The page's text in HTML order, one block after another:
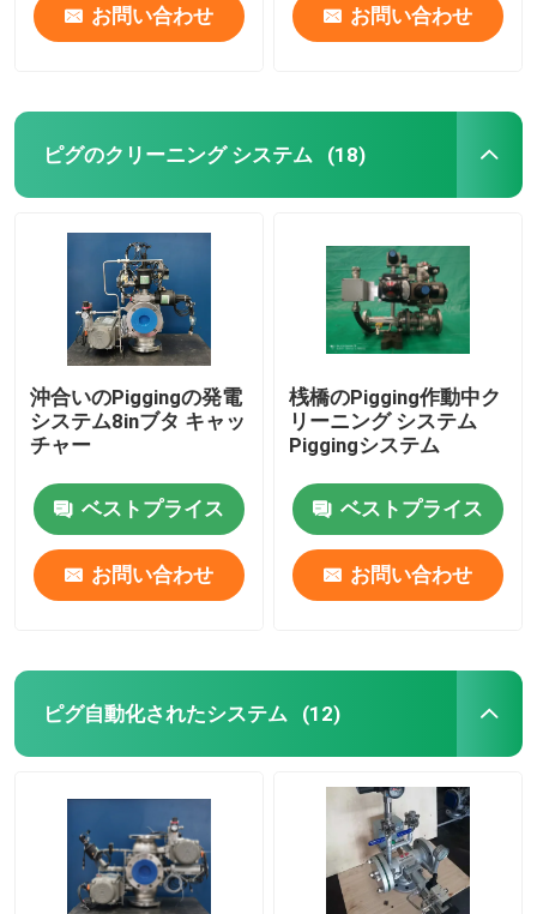
プロダクト
ビデオ
私達について
お問い合わせ お問い合わせ
ピグのクリーニング システム (18)
沖合いのPiggingの発電
システム8inブタ キャッ
チャー
ベストプライス
お問い合わせ
桟橋のPigging作動中ク
リーニング システム
Piggingシステム
ベストプライス
お問い合わせ
ピグ自動化されたシステム (12)